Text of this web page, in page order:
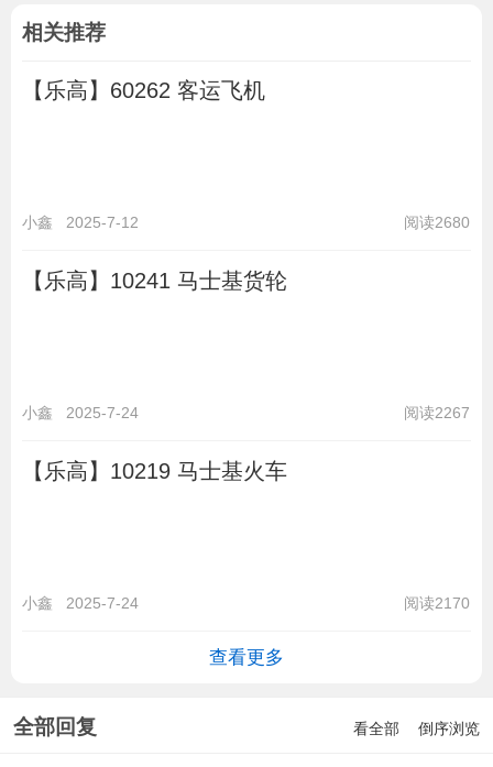
相关推荐
【乐高】60262 客运飞机
小鑫 2025-7-12 阅读2680
【乐高】10241 马士基货轮
小鑫 2025-7-24 阅读2267
【乐高】10219 马士基火车
小鑫 2025-7-24 阅读2170
查看更多
全部回复 看全部 倒序浏览